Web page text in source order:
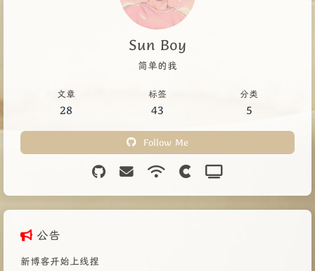
Sun Boy
简单的我
文章
28
标签
43
分类
5
Follow Me
公告
新博客开始上线捏